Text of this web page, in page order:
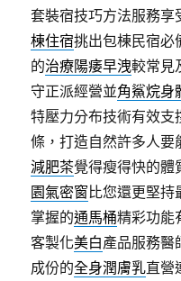
套裝宿技巧方法服務
棟住宿挑出包棟民宿必
的治療陽痿早洩較常見
守正派經營並角鯊烷身
特壓力分布技術有效支
條，打造自然許多人要
減肥茶覺得瘦得快的體
園氣密窗比您還更堅持
掌握的通馬桶精彩功能
客製化美白產品服務醫
成份的全身潤膚乳直營